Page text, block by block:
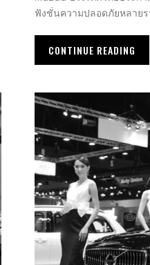
ฟังชั่นความปลอดภัยหลายร
CONTINUE READING